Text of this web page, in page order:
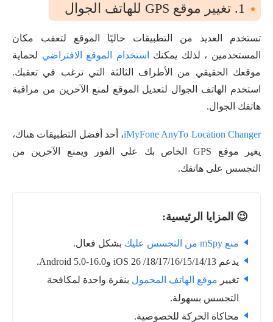
1. تغيير موقع GPS للهاتف الجوال
تستخدم العديد من التطبيقات حاليًا الموقع لتعقب مكان
المستخدمين ، لذلك يمكنك
استخدام الموقع الافتراضي لحماية
موقعك الحقيقي من الأطراف الثالثة التي ترغب في تعقبك.
استخدم الهاتف الجوال لتعديل الموقع لمنع الآخرين من مراقبة
هاتفك الجوال.
iMyFone AnyTo Location Changer، أحد أفضل التطبيقات هناك،
يغير موقع GPS الخاص بك على الفور ويمنع الآخرين من
التجسس على هاتفك.
😉 المزايا الرئيسية:
منع mSpy من التجسس عليك
بشكل فعال.
يدعم iOS 26 /18/17/16/15/14/13 وAndroid 5.0-16.0.
تغيير موقع الهاتف المحمول بنقرة واحدة لمكافحة
التجسس بسهولة.
محاكاة الحركة للخصوصية.